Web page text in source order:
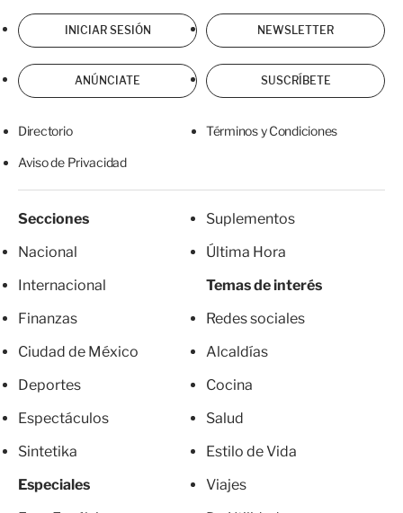
INICIAR SESIÓN NEWSLETTER
ANÚNCIATE SUSCRÍBETE
Directorio Términos y Condiciones
Aviso de Privacidad
Secciones
Nacional
Internacional
Finanzas
Ciudad de México
Deportes
Espectáculos
Sintetika
Especiales
Suplementos
Última Hora
Temas de interés
Redes sociales
Alcaldías
Cocina
Salud
Estilo de Vida
Viajes